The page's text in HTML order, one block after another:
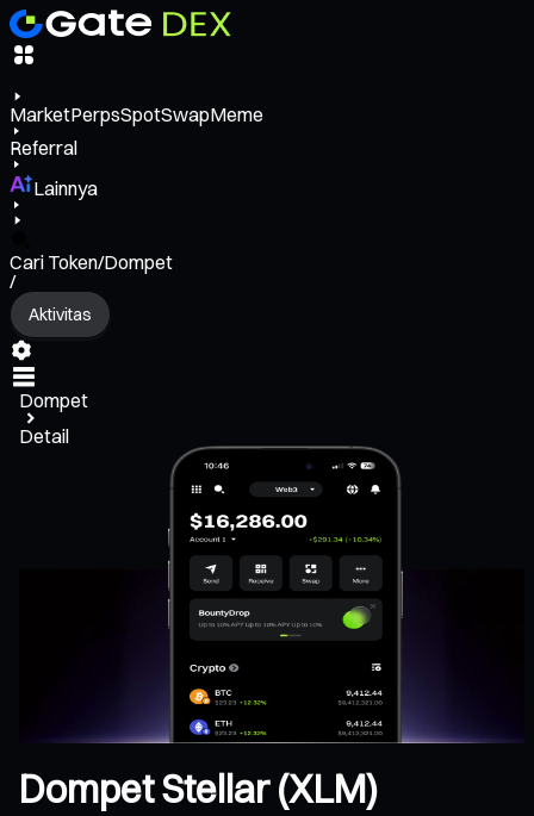
MarketPerpsSpotSwapMeme
Referral
Lainnya
Cari Token/Dompet
/
Aktivitas
Dompet
Detail
Dompet Stellar (XLM)